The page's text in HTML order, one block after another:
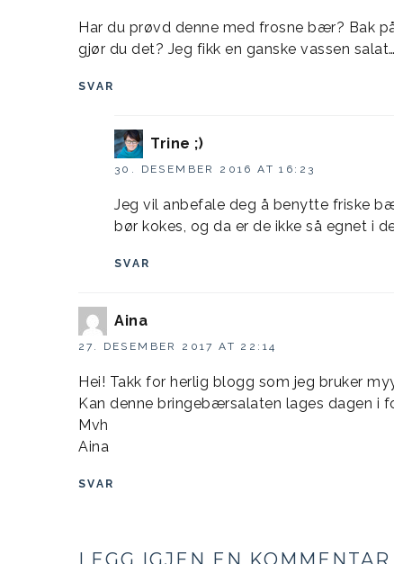
Har du prøvd denne med frosne bær? Bak
gjør du det? Jeg fikk en ganske vassen salat…
SVAR
Trine ;)
30. DESEMBER 2016 AT 16:23
Jeg vil anbefale deg å benytte friske
bør kokes, og da er de ikke så egnet i
SVAR
Aina
27. DESEMBER 2017 AT 22:14
Hei! Takk for herlig blogg som jeg bruker
Kan denne bringebærsalaten lages dagen i
Mvh
Aina
SVAR
LEGG IGJEN EN KOMMENTAR